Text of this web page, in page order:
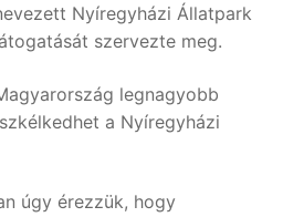
Nyíregyházi Állatpark
szervezte meg.
legnagyobb
a Nyíregyházi
úgy érezzük, hogy